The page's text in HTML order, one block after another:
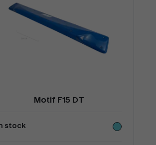
Motif F15 DT
stock